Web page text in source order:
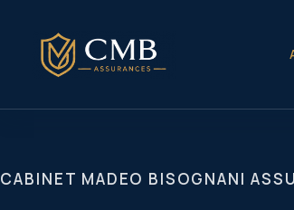
contenu
CABINET MADEO BISOGNANI